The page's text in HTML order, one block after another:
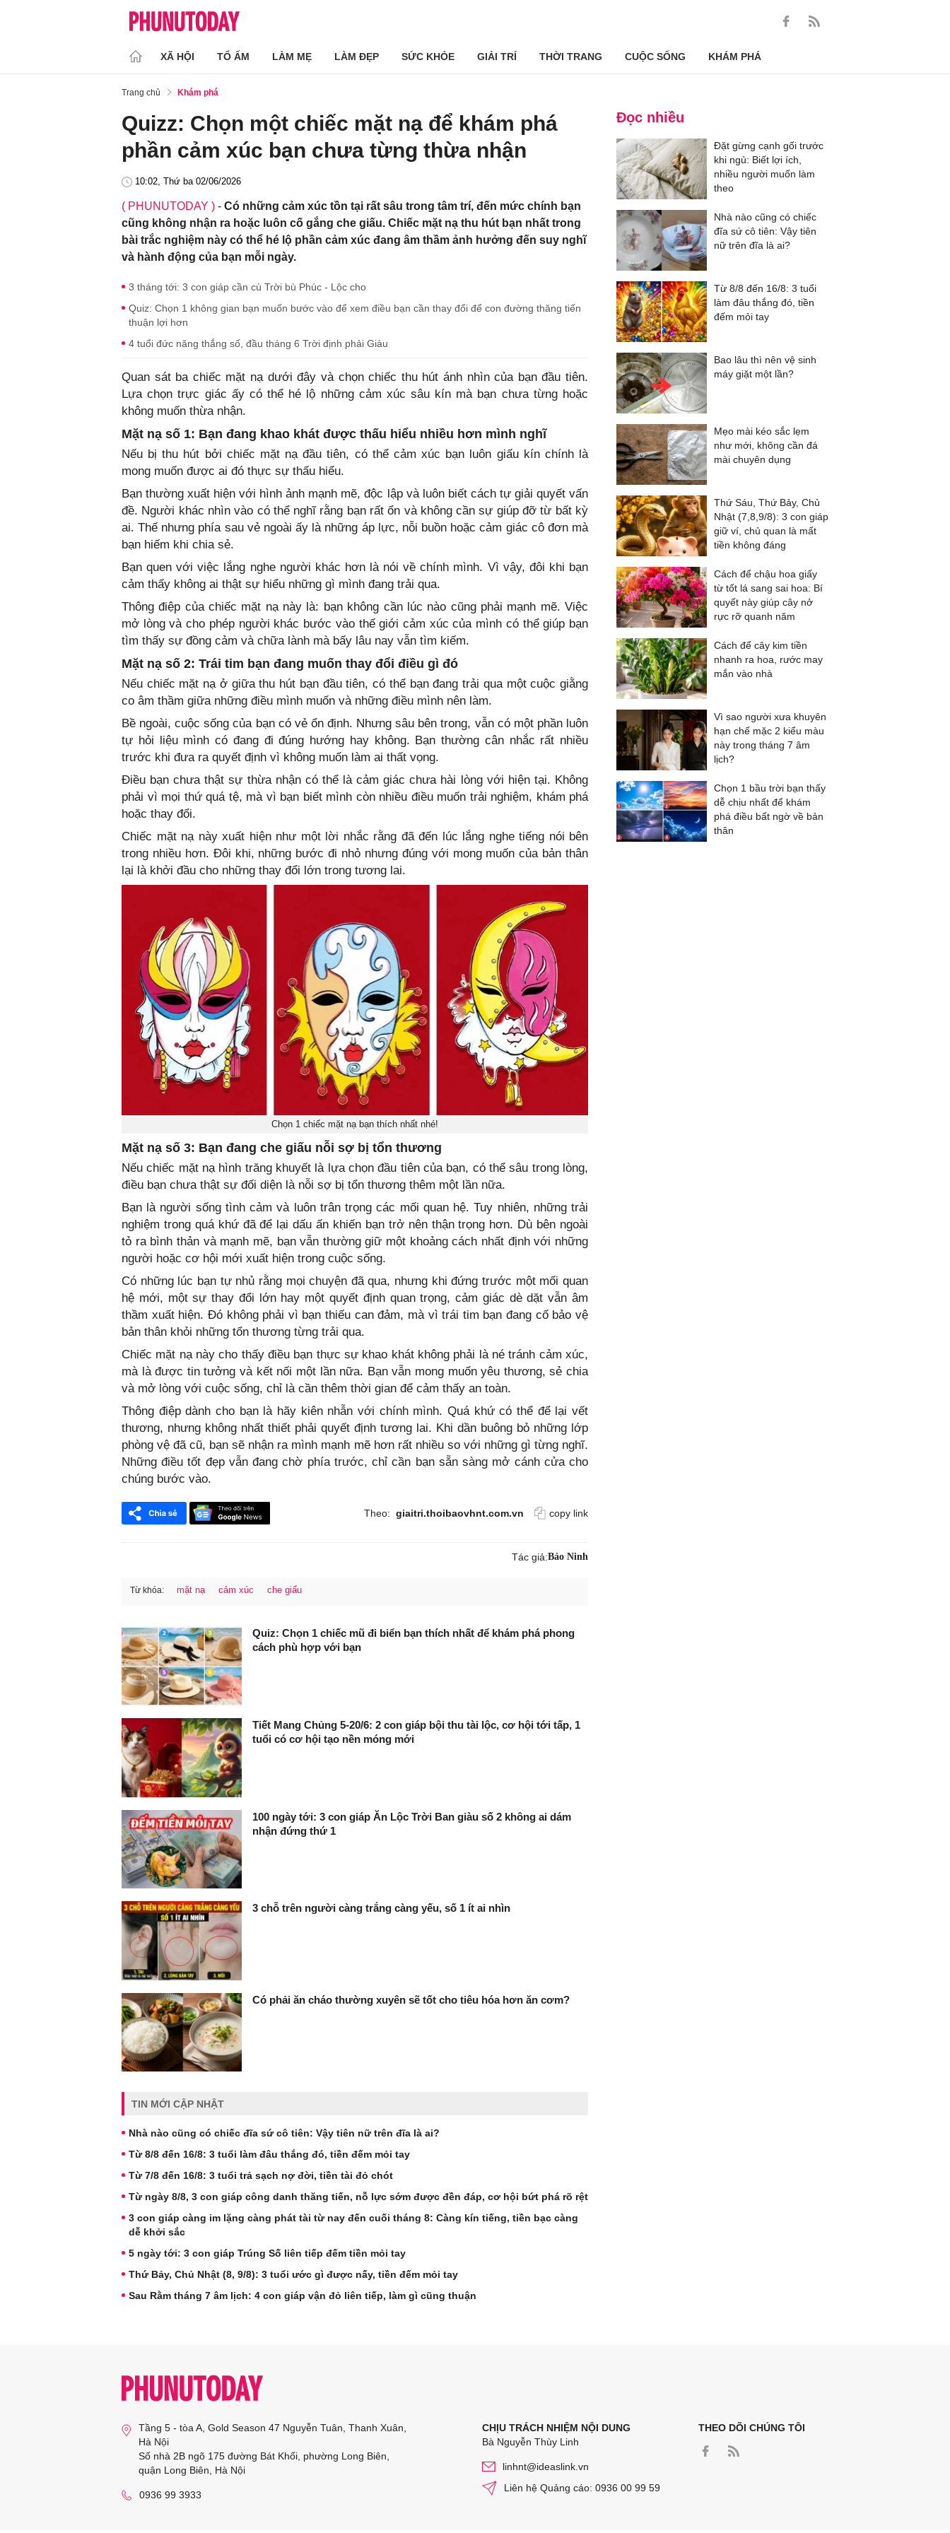
XÃ HỘI TỔ ẤM LÀM MẸ LÀM ĐẸP SỨC KHỎE GIẢI TRÍ THỜI TRANG CUỘC SỐNG KHÁM PHÁ
Trang chủ Khám phá
Quizz: Chọn một chiếc mặt nạ để khám phá
phần cảm xúc bạn chưa từng thừa nhận
10:02, Thứ ba 02/06/2026
( PHUNUTODAY ) - Có những cảm xúc tồn tại rất sâu trong tâm trí, đến mức chính bạn
cũng không nhận ra hoặc luôn cố gắng che giấu. Chiếc mặt nạ thu hút bạn nhất trong
bài trắc nghiệm này có thể hé lộ phần cảm xúc đang âm thầm ảnh hưởng đến suy nghĩ
và hành động của bạn mỗi ngày.
3 tháng tới: 3 con giáp cần cù Trời bù Phúc - Lộc cho
Quiz: Chọn 1 không gian bạn muốn bước vào để xem điều bạn cần thay đổi để con đường thăng tiến
thuận lợi hơn
4 tuổi đức năng thắng số, đầu tháng 6 Trời định phải Giàu
Quan sát ba chiếc mặt nạ dưới đây và chọn chiếc thu hút ánh nhìn của bạn đầu tiên.
Lựa chọn trực giác ấy có thể hé lộ những cảm xúc sâu kín mà bạn chưa từng hoặc
không muốn thừa nhận.
Mặt nạ số 1: Bạn đang khao khát được thấu hiểu nhiều hơn mình nghĩ
Nếu bị thu hút bởi chiếc mặt nạ đầu tiên, có thể cảm xúc bạn luôn giấu kín chính là
mong muốn được ai đó thực sự thấu hiểu.
Bạn thường xuất hiện với hình ảnh mạnh mẽ, độc lập và luôn biết cách tự giải quyết vấn
đề. Người khác nhìn vào có thể nghĩ rằng bạn rất ổn và không cần sự giúp đỡ từ bất kỳ
ai. Thế nhưng phía sau vẻ ngoài ấy là những áp lực, nỗi buồn hoặc cảm giác cô đơn mà
bạn hiếm khi chia sẻ.
Bạn quen với việc lắng nghe người khác hơn là nói về chính mình. Vì vậy, đôi khi bạn
cảm thấy không ai thật sự hiểu những gì mình đang trải qua.
Thông điệp của chiếc mặt nạ này là: bạn không cần lúc nào cũng phải mạnh mẽ. Việc
mở lòng và cho phép người khác bước vào thế giới cảm xúc của mình có thể giúp bạn
tìm thấy sự đồng cảm và chữa lành mà bấy lâu nay vẫn tìm kiếm.
Mặt nạ số 2: Trái tim bạn đang muốn thay đổi điều gì đó
Nếu chiếc mặt nạ ở giữa thu hút bạn đầu tiên, có thể bạn đang trải qua một cuộc giằng
co âm thầm giữa những điều mình muốn và những điều mình nên làm.
Bề ngoài, cuộc sống của bạn có vẻ ổn định. Nhưng sâu bên trong, vẫn có một phần luôn
tự hỏi liệu mình có đang đi đúng hướng hay không. Bạn thường cân nhắc rất nhiều
trước khi đưa ra quyết định vì không muốn làm ai thất vọng.
Điều bạn chưa thật sự thừa nhận có thể là cảm giác chưa hài lòng với hiện tại. Không
phải vì mọi thứ quá tệ, mà vì bạn biết mình còn nhiều điều muốn trải nghiệm, khám phá
hoặc thay đổi.
Chiếc mặt nạ này xuất hiện như một lời nhắc rằng đã đến lúc lắng nghe tiếng nói bên
trong nhiều hơn. Đôi khi, những bước đi nhỏ nhưng đúng với mong muốn của bản thân
lại là khởi đầu cho những thay đổi lớn trong tương lai.
Chọn 1 chiếc mặt nạ bạn thích nhất nhé!
Mặt nạ số 3: Bạn đang che giấu nỗi sợ bị tổn thương
Nếu chiếc mặt nạ hình trăng khuyết là lựa chọn đầu tiên của bạn, có thể sâu trong lòng,
điều bạn chưa thật sự đối diện là nỗi sợ bị tổn thương thêm một lần nữa.
Bạn là người sống tình cảm và luôn trân trọng các mối quan hệ. Tuy nhiên, những trải
nghiệm trong quá khứ đã để lại dấu ấn khiến bạn trở nên thận trọng hơn. Dù bên ngoài
tỏ ra bình thản và mạnh mẽ, bạn vẫn thường giữ một khoảng cách nhất định với những
người hoặc cơ hội mới xuất hiện trong cuộc sống.
Có những lúc bạn tự nhủ rằng mọi chuyện đã qua, nhưng khi đứng trước một mối quan
hệ mới, một sự thay đổi lớn hay một quyết định quan trọng, cảm giác dè dặt vẫn âm
thầm xuất hiện. Đó không phải vì bạn thiếu can đảm, mà vì trái tim bạn đang cố bảo vệ
bản thân khỏi những tổn thương từng trải qua.
Chiếc mặt nạ này cho thấy điều bạn thực sự khao khát không phải là né tránh cảm xúc,
mà là được tin tưởng và kết nối một lần nữa. Bạn vẫn mong muốn yêu thương, sẻ chia
và mở lòng với cuộc sống, chỉ là cần thêm thời gian để cảm thấy an toàn.
Thông điệp dành cho bạn là hãy kiên nhẫn với chính mình. Quá khứ có thể để lại vết
thương, nhưng không nhất thiết phải quyết định tương lai. Khi dần buông bỏ những lớp
phòng vệ đã cũ, bạn sẽ nhận ra mình mạnh mẽ hơn rất nhiều so với những gì từng nghĩ.
Những điều tốt đẹp vẫn đang chờ phía trước, chỉ cần bạn sẵn sàng mở cánh cửa cho
chúng bước vào.
Theo: giaitri.thoibaovhnt.com.vn copy link
Tác giả:Bảo Ninh
Từ khóa: mặt nạ cảm xúc che giấu
Quiz: Chọn 1 chiếc mũ đi biển bạn thích nhất để khám phá phong
cách phù hợp với bạn
Tiết Mang Chủng 5-20/6: 2 con giáp bội thu tài lộc, cơ hội tới tấp, 1
tuổi có cơ hội tạo nền móng mới
100 ngày tới: 3 con giáp Ăn Lộc Trời Ban giàu số 2 không ai dám
nhận đứng thứ 1
3 chỗ trên người càng trắng càng yếu, số 1 ít ai nhìn
Có phải ăn cháo thường xuyên sẽ tốt cho tiêu hóa hơn ăn cơm?
TIN MỚI CẬP NHẬT
Nhà nào cũng có chiếc đĩa sứ cô tiên: Vậy tiên nữ trên đĩa là ai?
Từ 8/8 đến 16/8: 3 tuổi làm đâu thắng đó, tiền đếm mỏi tay
Từ 7/8 đến 16/8: 3 tuổi trả sạch nợ đời, tiền tài đỏ chót
Từ ngày 8/8, 3 con giáp công danh thăng tiến, nỗ lực sớm được đền đáp, cơ hội bứt phá rõ rệt
3 con giáp càng im lặng càng phát tài từ nay đến cuối tháng 8: Càng kín tiếng, tiền bạc càng
dễ khởi sắc
5 ngày tới: 3 con giáp Trúng Số liên tiếp đếm tiền mỏi tay
Thứ Bảy, Chủ Nhật (8, 9/8): 3 tuổi ước gì được nấy, tiền đếm mỏi tay
Sau Rằm tháng 7 âm lịch: 4 con giáp vận đỏ liên tiếp, làm gì cũng thuận
Đọc nhiều
Đặt gừng cạnh gối trước
khi ngủ: Biết lợi ích,
nhiều người muốn làm
theo
Nhà nào cũng có chiếc
đĩa sứ cô tiên: Vậy tiên
nữ trên đĩa là ai?
Từ 8/8 đến 16/8: 3 tuổi
làm đâu thắng đó, tiền
đếm mỏi tay
Bao lâu thì nên vệ sinh
máy giặt một lần?
Mẹo mài kéo sắc lẹm
như mới, không cần đá
mài chuyên dụng
Thứ Sáu, Thứ Bảy, Chủ
Nhật (7,8,9/8): 3 con giáp
giữ ví, chủ quan là mất
tiền không đáng
Cách để chậu hoa giấy
từ tốt lá sang sai hoa: Bí
quyết này giúp cây nở
rực rỡ quanh năm
Cách để cây kim tiền
nhanh ra hoa, rước may
mắn vào nhà
Vì sao người xưa khuyên
hạn chế mặc 2 kiểu màu
này trong tháng 7 âm
lịch?
Chọn 1 bầu trời bạn thấy
dễ chịu nhất để khám
phá điều bất ngờ về bản
thân
Tầng 5 - tòa A, Gold Season 47 Nguyễn Tuân, Thanh Xuân,
Hà Nội
Số nhà 2B ngõ 175 đường Bát Khối, phường Long Biên,
quận Long Biên, Hà Nội
0936 99 3933
CHỊU TRÁCH NHIỆM NỘI DUNG
Bà Nguyễn Thùy Linh
linhnt@ideaslink.vn
Liên hệ Quảng cáo: 0936 00 99 59
THEO DÕI CHÚNG TÔI